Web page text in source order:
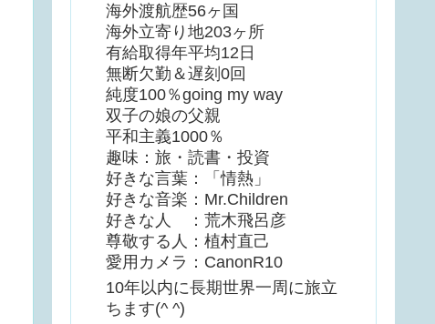
海外渡航歴56ヶ国
海外立寄り地203ヶ所
有給取得年平均12日
無断欠勤＆遅刻0回
純度100％going my way
双子の娘の父親
平和主義1000％
趣味：旅・読書・投資
好きな言葉：「情熱」
好きな音楽：Mr.Children
好きな人 ：荒木飛呂彦
尊敬する人：植村直己
愛用カメラ：CanonR10
10年以内に長期世界一周に旅立
ちます(^ ^)